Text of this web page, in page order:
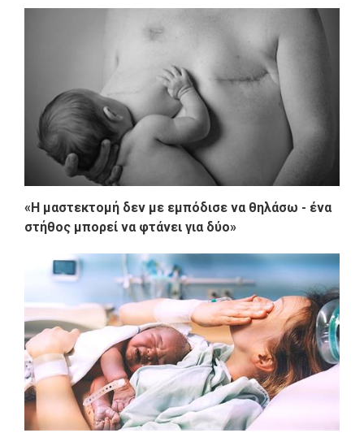
«Η μαστεκτομή δεν με εμπόδισε να θηλάσω - ένα
στήθος μπορεί να φτάνει για δύο»